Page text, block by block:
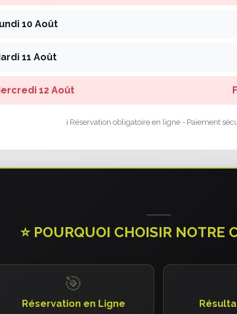
10 Août
11 Août
12 Août
ℹ️ Réservation obligatoire en ligne - Paiement
⭐ POURQUOI CHOISIR NOTRE
🎯
Réservation en Ligne